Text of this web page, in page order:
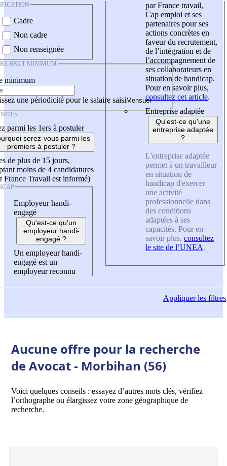
Cadre
Non cadre
Non renseignée
BRUT MINIMUM
minimum
une périodicité pour le salaire saisi
parmi les 1ers à postuler
serez-vous parmi les
premiers à postuler ?
de plus de 15 jours,
moins de 4 candidatures
France Travail est informé)
Employeur handi-
engagé
Qu'est-ce qu'un
employeur handi-
engagé ?
Un employeur handi-
engagé est un
employeur reconnu
par France travail,
Cap emploi et ses
partenaires pour ses
actions concrètes en
faveur du recrutement,
de l’intégration et de
l’accompagnement de
ses collaborateurs en
situation de handicap.
Pour en savoir plus,
consultez cet article.
Entreprise adaptée
Qu'est-ce qu'une
entreprise adaptée
?
L'entreprise adaptée
permet à un travailleur
en situation de
handicap d'exercer
une activité
professionnelle dans
des conditions
adaptées à ses
capacités. Pour en
savoir plus, consultez
le site de l’UNEA.
Appliquerles filtres
Aucune offre pour la recherche
de Avocat - Morbihan (56)
Voici quelques conseils : essayez d’autres mots clés, vérifiez
l’orthographe ou élargissez votre zone géographique de
recherche.